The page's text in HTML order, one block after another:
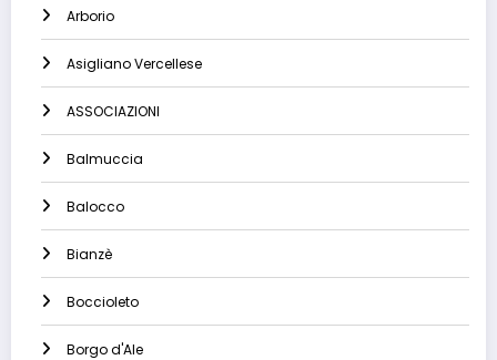
Arborio
Asigliano Vercellese
ASSOCIAZIONI
Balmuccia
Balocco
Bianzè
Boccioleto
Borgo d'Ale